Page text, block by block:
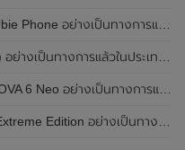
งเป็นทางการแล้ว มาพร้อมธีมสีชมพูสดใส
ป็นทางการแล้วในประเทศอินเดีย
างการแล้วในประเทศไทย ในราคา 8,499 บาท
อย่างเป็นทางการแล้วในประเทศจีน